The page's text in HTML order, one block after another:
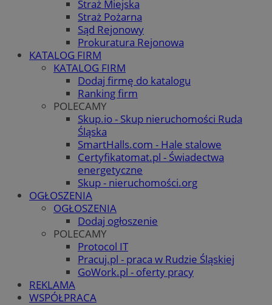
Straż Miejska
Straż Pożarna
Sąd Rejonowy
Prokuratura Rejonowa
KATALOG FIRM
KATALOG FIRM
Dodaj firmę do katalogu
Ranking firm
POLECAMY
Skup.io - Skup nieruchomości Ruda
Śląska
SmartHalls.com - Hale stalowe
Certyfikatomat.pl - Świadectwa
energetyczne
Skup - nieruchomości.org
OGŁOSZENIA
OGŁOSZENIA
Dodaj ogłoszenie
POLECAMY
Protocol IT
Pracuj.pl - praca w Rudzie Śląskiej
GoWork.pl - oferty pracy
REKLAMA
WSPÓŁPRACA